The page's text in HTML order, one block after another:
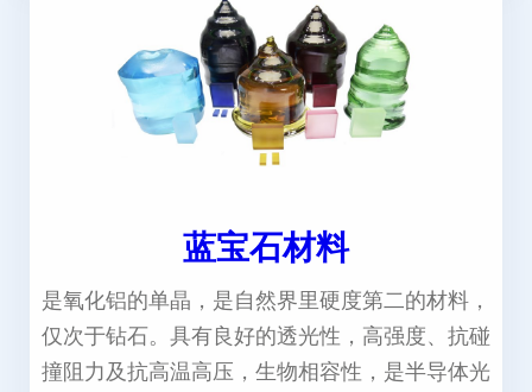
蓝宝石材料
是氧化铝的单晶，是自然界里硬度第二的材料，
仅次于钻石。具有良好的透光性，高强度、抗碰
撞阻力及抗高温高压，生物相容性，是半导体光